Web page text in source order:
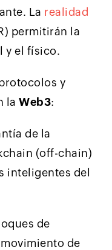
La realidad
permitirán la
y el físico.
y
laWeb3:
de la
(off-chain)
inteligentes del
de
de